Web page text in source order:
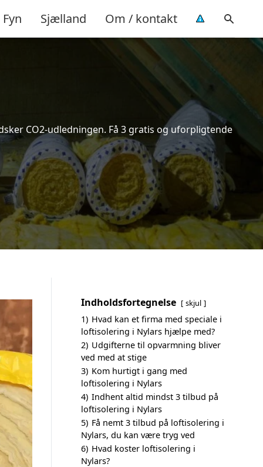
Fyn Sjælland Om / kontakt
CO2-udledningen. Få 3 gratis og uforpligtende
Indholdsfortegnelse skjul
1) Hvad kan et firma med speciale i
loftisolering i Nylars hjælpe med?
2) Udgifterne til opvarmning bliver
ved med at stige
3) Kom hurtigt i gang med
loftisolering i Nylars
4) Indhent altid mindst 3 tilbud på
loftisolering i Nylars
5) Få nemt 3 tilbud på loftisolering i
Nylars, du kan være tryg ved
6) Hvad koster loftisolering i
Nylars?